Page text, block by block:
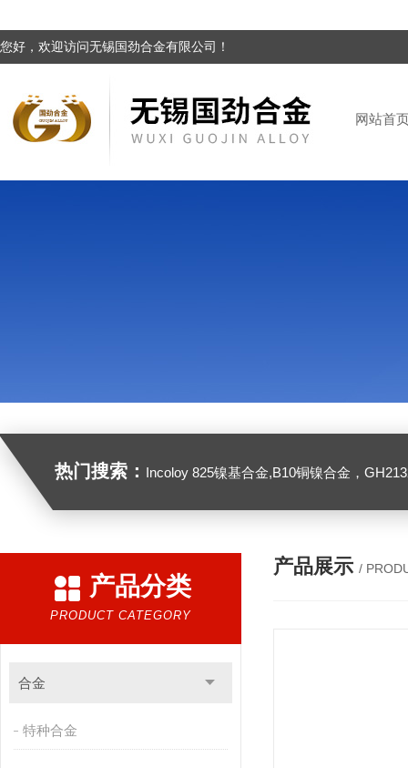
您好，欢迎访问无锡国劲合金有限公司！
网站首
热门搜索： Incoloy 825镍基合金,B10铜镍合金，GH2132高温合金，C276
产品分类
PRODUCT CATEGORY
合金
特种合金
产品展示 /